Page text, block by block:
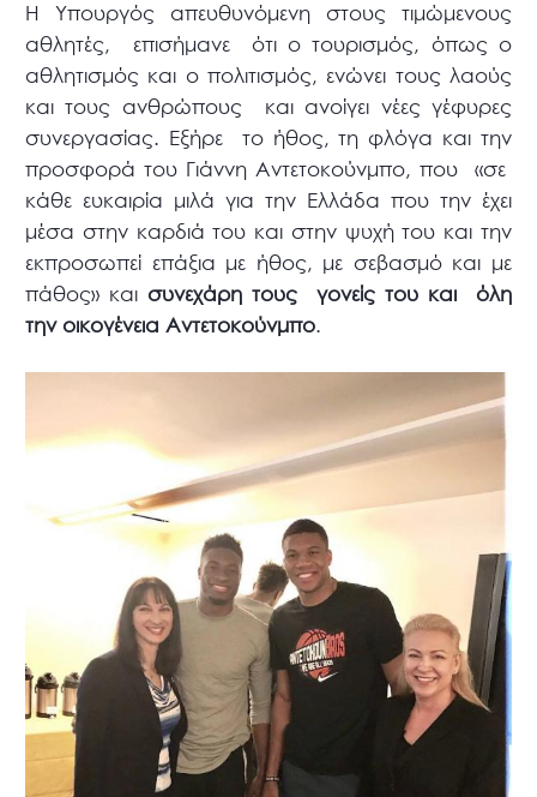
Η Υπουργός απευθυνόμενη στους τιμώμενους
αθλητές, επισήμανε ότι ο τουρισμός, όπως ο
αθλητισμός και ο πολιτισμός, ενώνει τους λαούς
και τους ανθρώπους και ανοίγει νέες γέφυρες
συνεργασίας. Εξήρε το ήθος, τη φλόγα και την
προσφορά του Γιάννη Αντετοκούνμπο, που «σε
κάθε ευκαιρία μιλά για την Ελλάδα που την έχει
μέσα στην καρδιά του και στην ψυχή του και την
εκπροσωπεί επάξια με ήθος, με σεβασμό και με
πάθος» καισυνεχάρη τους γονείς του και όλη
την οικογένεια Αντετοκούνμπο.